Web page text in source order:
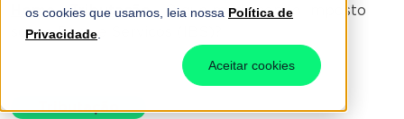
os cookies que usamos, leia nossa Política de
Privacidade
Aceitar cookies
Home-Tributação- O que muda com o Imposto
sobre Bens e Serviços (IBS)?
Tributação